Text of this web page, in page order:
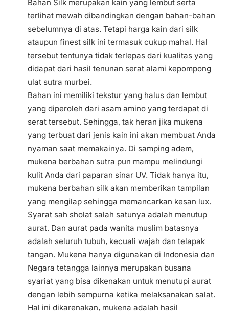
Bahan Silk merupakan kain yang lembut serta
terlihat mewah dibandingkan dengan bahan-bahan
sebelumnya di atas. Tetapi harga kain dari silk
ataupun finest silk ini termasuk cukup mahal. Hal
tersebut tentunya tidak terlepas dari kualitas yang
didapat dari hasil tenunan serat alami kepompong
ulat sutra murbei.
Bahan ini memiliki tekstur yang halus dan lembut
yang diperoleh dari asam amino yang terdapat di
serat tersebut. Sehingga, tak heran jika mukena
yang terbuat dari jenis kain ini akan membuat Anda
nyaman saat memakainya. Di samping adem,
mukena berbahan sutra pun mampu melindungi
kulit Anda dari paparan sinar UV. Tidak hanya itu,
mukena berbahan silk akan memberikan tampilan
yang mengilap sehingga memancarkan kesan lux.
Syarat sah sholat salah satunya adalah menutup
aurat. Dan aurat pada wanita muslim batasnya
adalah seluruh tubuh, kecuali wajah dan telapak
tangan. Mukena hanya digunakan di Indonesia dan
Negara tetangga lainnya merupakan busana
syariat yang bisa dikenakan untuk menutupi aurat
dengan lebih sempurna ketika melaksanakan salat.
Hal ini dikarenakan, mukena adalah hasil